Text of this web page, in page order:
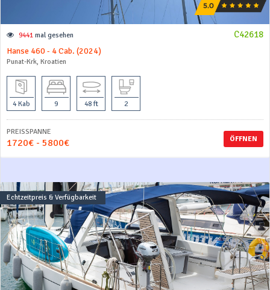
C42618
9441 mal gesehen
Hanse 460 - 4 Cab. (2024)
Punat-Krk, Kroatien
4 Kab 9 48 ft 2
ÖFFNEN
PREISSPANNE
1720€ - 5800€
Echtzeitpreis & Verfügbarkeit